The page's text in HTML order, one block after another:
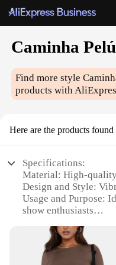
Caminha
Find more style
products with
Here are the products found
Specifications:
Material: High-
Design and Style:
Usage and Purpose:
show enthusiasts
apparel
Performance and
wash